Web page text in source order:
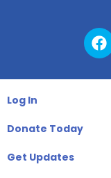
Log In
Donate Today
Get Updates